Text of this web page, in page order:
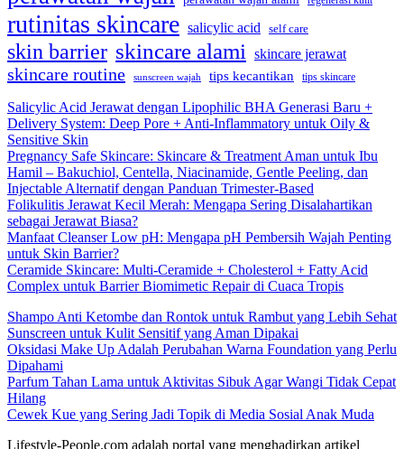
rutinitas skincare salicylic acid self care
skin barrier skincare alami skincare jerawat
skincare routine sunscreen wajah tips kecantikan tips skincare
Salicylic Acid Jerawat dengan Lipophilic BHA Generasi Baru +
Delivery System: Deep Pore + Anti-Inflammatory untuk Oily &
Sensitive Skin
Pregnancy Safe Skincare: Skincare & Treatment Aman untuk Ibu
Hamil – Bakuchiol, Centella, Niacinamide, Gentle Peeling, dan
Injectable Alternatif dengan Panduan Trimester-Based
Folikulitis Jerawat Kecil Merah: Mengapa Sering Disalahartikan
sebagai Jerawat Biasa?
Manfaat Cleanser Low pH: Mengapa pH Pembersih Wajah Penting
untuk Skin Barrier?
Ceramide Skincare: Multi-Ceramide + Cholesterol + Fatty Acid
Complex untuk Barrier Biomimetic Repair di Cuaca Tropis
Shampo Anti Ketombe dan Rontok untuk Rambut yang Lebih Sehat
Sunscreen untuk Kulit Sensitif yang Aman Dipakai
Oksidasi Make Up Adalah Perubahan Warna Foundation yang Perlu
Dipahami
Parfum Tahan Lama untuk Aktivitas Sibuk Agar Wangi Tidak Cepat
Hilang
Cewek Kue yang Sering Jadi Topik di Media Sosial Anak Muda
Lifestyle-People.com adalah portal yang menghadirkan artikel